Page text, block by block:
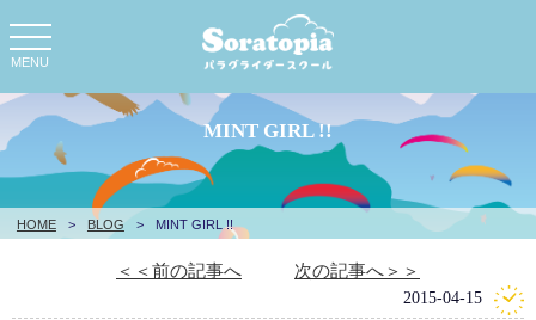
toggle
navigation
MENU
HOME > BLOG > MINT GIRL !!
MINT GIRL !!
＜＜前の記事へ 次の記事へ＞＞
2015-04-15